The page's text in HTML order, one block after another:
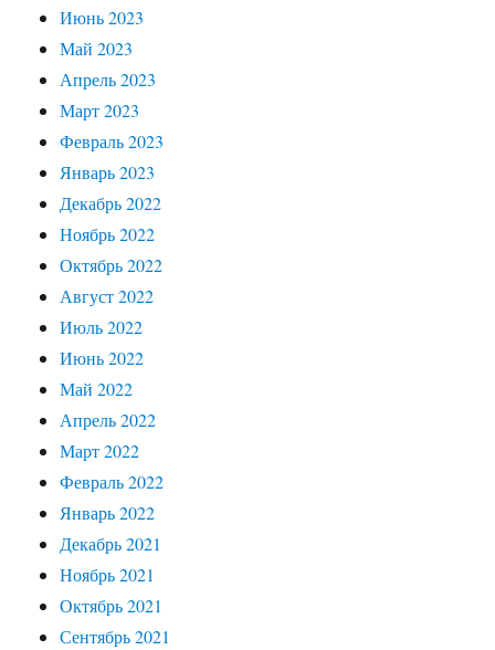
Июнь 2023
Май 2023
Апрель 2023
Март 2023
Февраль 2023
Январь 2023
Декабрь 2022
Ноябрь 2022
Октябрь 2022
Август 2022
Июль 2022
Июнь 2022
Май 2022
Апрель 2022
Март 2022
Февраль 2022
Январь 2022
Декабрь 2021
Ноябрь 2021
Октябрь 2021
Сентябрь 2021